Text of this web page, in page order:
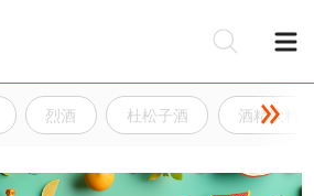
烈酒 杜松子酒 酒精饮料